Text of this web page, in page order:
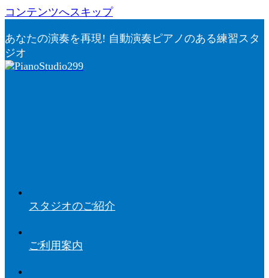
コンテンツへスキップ
あなたの演奏を再現! 自動演奏ピアノのある練習スタ
ジオ
スタジオのご紹介
ご利用案内